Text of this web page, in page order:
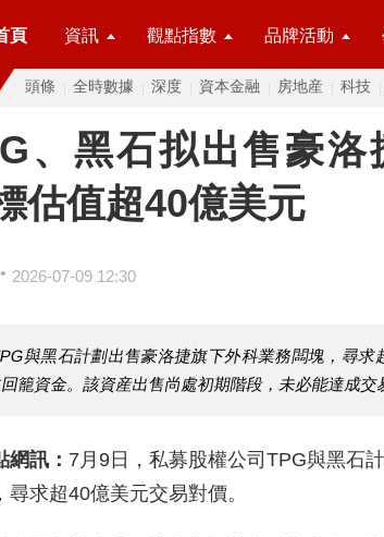
頁 資訊 觀點指數 品牌活動
頭條 全時數據 深度 資本金融 房地産 科技
、黑石拟出售豪
估值超40億美元
• 2026-07-09 12:30
與黑石計劃出售豪洛捷旗下外科業務闆塊，尋求
籠資金。該資産出售尚處初期階段，未必能達成交
網訊： 7月9日，私募股權公司TPG與黑石
尋求超40億美元交易對價。